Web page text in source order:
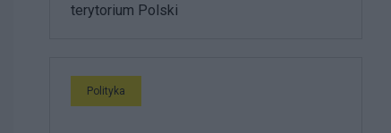
terytorium Polski
Polityka